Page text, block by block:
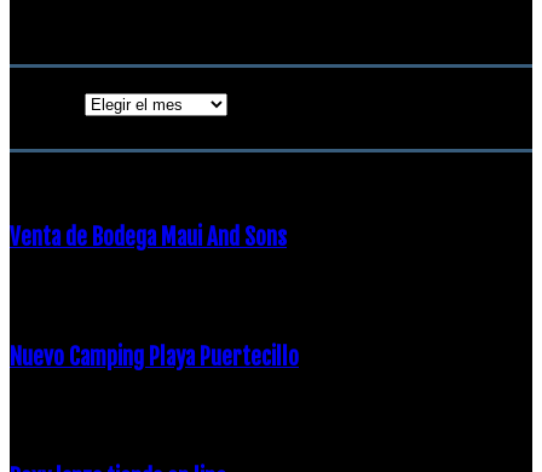
Venta de Bodega Maui And Sons
Nuevo Camping Playa Puertecillo